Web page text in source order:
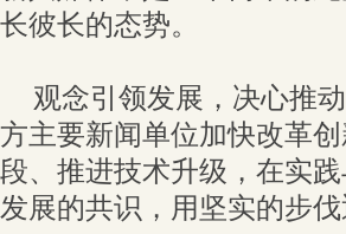
长彼长的态势。
观念引领发展，决心推
方主要新闻单位加快改革
段、推进技术升级，在实
发展的共识，用坚实的步